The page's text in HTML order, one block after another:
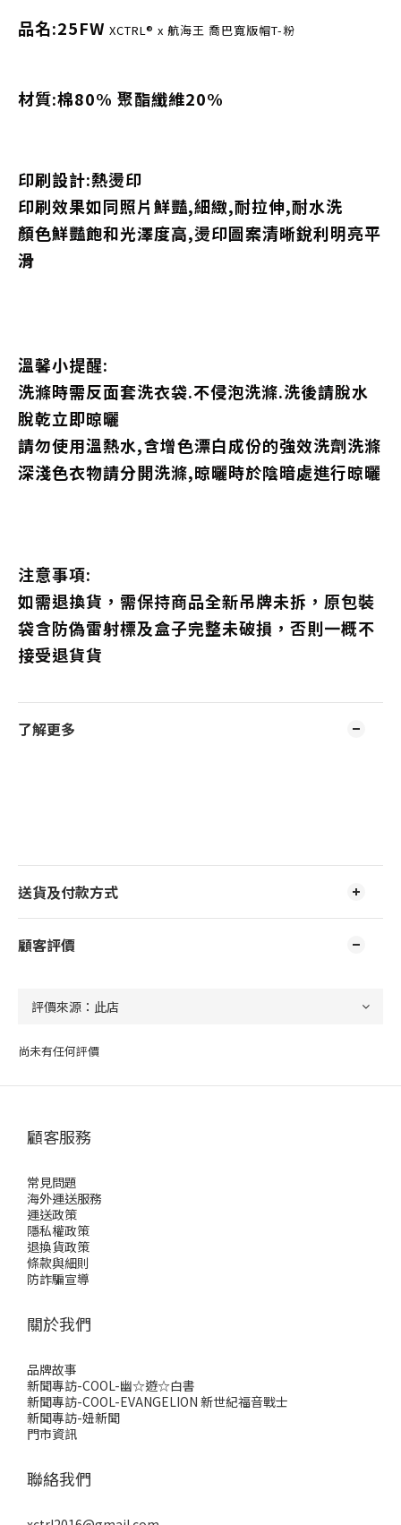
品名:25FW XCTRL® x 航海王 喬巴寬版帽T-粉
材質:棉80% 聚酯纖維20%
印刷設計:熱燙印
印刷效果如同照片鮮豔,細緻,耐拉伸,耐水洗
顏色鮮豔飽和光澤度高,燙印圖案清晰銳利明亮平
滑
溫馨小提醒:
洗滌時需反面套洗衣袋.不侵泡洗滌.洗後請脫水
脫乾立即晾曬
請勿使用溫熱水,含增色漂白成份的強效洗劑洗滌
深淺色衣物請分開洗滌,晾曬時於陰暗處進行晾曬
注意事項:
如需退換貨，需保持商品全新吊牌未拆，原包裝
袋含防偽雷射標及盒子完整未破損，否則一概不
接受退貨貨
了解更多
送貨及付款方式
顧客評價
尚未有任何評價
顧客服務
常見問題
海外運送服務
運送政策
隱私權政策
退換貨政策
條款與細則
防詐騙宣導
關於我們
品牌故事
新聞專訪-COOL-幽☆遊☆白書
新聞專訪-COOL-EVANGELION 新世紀福音戰士
新聞專訪-妞新聞
門市資訊
聯絡我們